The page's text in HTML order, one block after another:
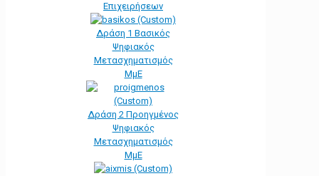
Επιχειρήσεων
Δράση 1 Βασικός
Ψηφιακός
Μετασχηματισμός
ΜμΕ
Δράση 2 Προηγμένος
Ψηφιακός
Μετασχηματισμός
ΜμΕ